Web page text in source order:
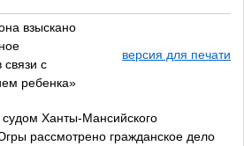
взыскано
с
ребенка»
версия для печати
Ханты-Мансийского
рассмотрено гражданское дело